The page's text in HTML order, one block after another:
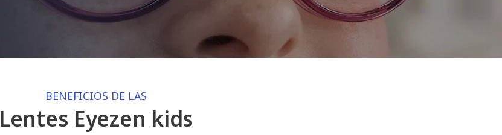
BENEFICIOS DE LAS
Lentes Eyezen kids